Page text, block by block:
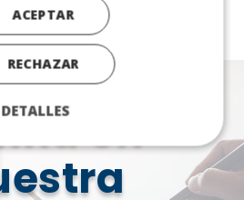
en
ACEPTAR
RECHAZAR